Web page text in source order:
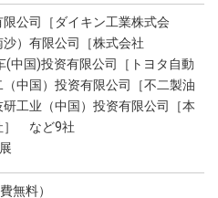
公司［ダイキン工業株式会
）有限公司［株式会社
(中国)投资有限公司［トヨタ自動
中国）投资有限公司［不二製油
工业（中国）投资有限公司［本
］ など9社
無料）